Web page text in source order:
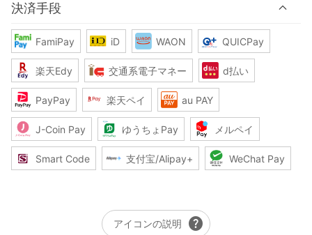
決済手段
FamiPay iD WAON QUICPay
楽天Edy 交通系電子マネー d払い
PayPay 楽天ペイ au PAY
J-Coin Pay ゆうちょPay メルペイ
Smart Code 支付宝/Alipay+ WeChat Pay
アイコンの説明 help